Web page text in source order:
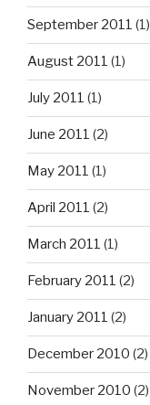
September 2011 (1)
August 2011 (1)
July 2011 (1)
June 2011 (2)
May 2011 (1)
April 2011 (2)
March 2011 (1)
February 2011 (2)
January 2011 (2)
December 2010 (2)
November 2010 (2)